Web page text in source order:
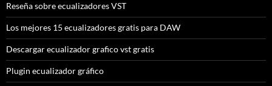
Reseña sobre ecualizadores VST
Los mejores 15 ecualizadores gratis para DAW
Descargar ecualizador grafico vst gratis
Plugin ecualizador gráfico